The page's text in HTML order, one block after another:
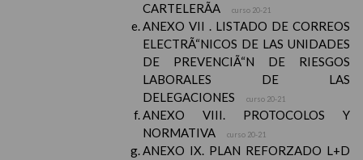
CARTELERÃA
curso 20-21
ANEXO VII . LISTADO DE CORREOS
ELECTRÃ“NICOS DE LAS UNIDADES
DE PREVENCIÃ“N DE RIESGOS
LABORALES DE LAS
DELEGACIONES
curso 20-21
ANEXO VIII. PROTOCOLOS Y
NORMATIVA
curso 20-21
ANEXO IX. PLAN REFORZADO L+D